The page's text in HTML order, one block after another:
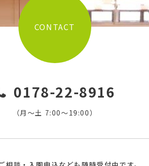
CONTACT
0178-22-8916
（月〜土 7:00〜19:00）